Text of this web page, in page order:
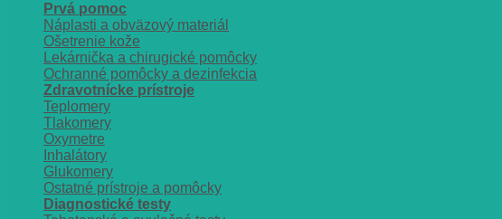
Prvá pomoc
Náplasti a obväzový materiál
Ošetrenie kože
Lekárnička a chirugické pomôcky
Ochranné pomôcky a dezinfekcia
Zdravotnícke prístroje
Teplomery
Tlakomery
Oxymetre
Inhalátory
Glukomery
Ostatné prístroje a pomôcky
Diagnostické testy